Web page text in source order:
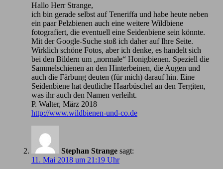
Hallo Herr Strange,
ich bin gerade selbst auf Teneriffa und habe heute neben
ein paar Pelzbienen auch eine weitere Wildbiene
fotografiert, die eventuell eine Seidenbiene sein könnte.
Mit der Google-Suche stoß ich daher auf Ihre Seite.
Wirklich schöne Fotos, aber ich denke, es handelt sich
bei den Bildern um „normale“ Honigbienen. Speziell die
Sammelschienen an den Hinterbeinen, die Augen und
auch die Färbung deuten (für mich) darauf hin. Eine
Seidenbiene hat deutliche Haarbüschel an den Tergiten,
was ihr auch den Namen verleiht.
P. Walter, März 2018
http://www.wildbienen-und-co.de
Stephan Strange sagt:
11. Mai 2018 um 21:19 Uhr